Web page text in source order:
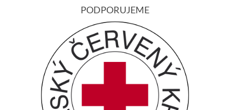
PODPORUJEME